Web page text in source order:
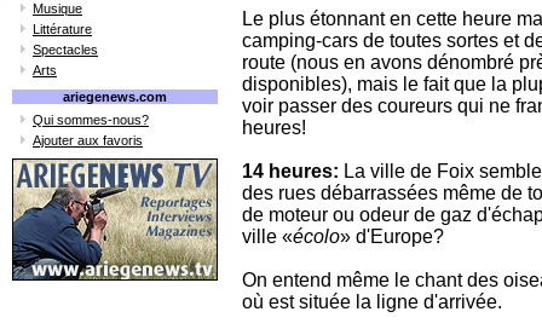
Musique
Littérature
Spectacles
Arts
ariegenews.com
Qui sommes-nous?
Ajouter aux favoris
Le plus étonnant en cette heure
camping-cars de toutes sortes et
route (nous en avons dénombré
disponibles), mais le fait que la
voir passer des coureurs qui ne
heures!
14 heures: La ville de Foix
des rues débarrassées même de
de moteur ou odeur de gaz
ville «écolo» d'Europe?
On entend même le chant des
où est située la ligne d'arrivée.